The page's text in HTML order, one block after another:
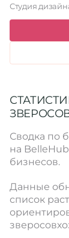
Студия
Сводка по
на
бизнесов.
Данные
список